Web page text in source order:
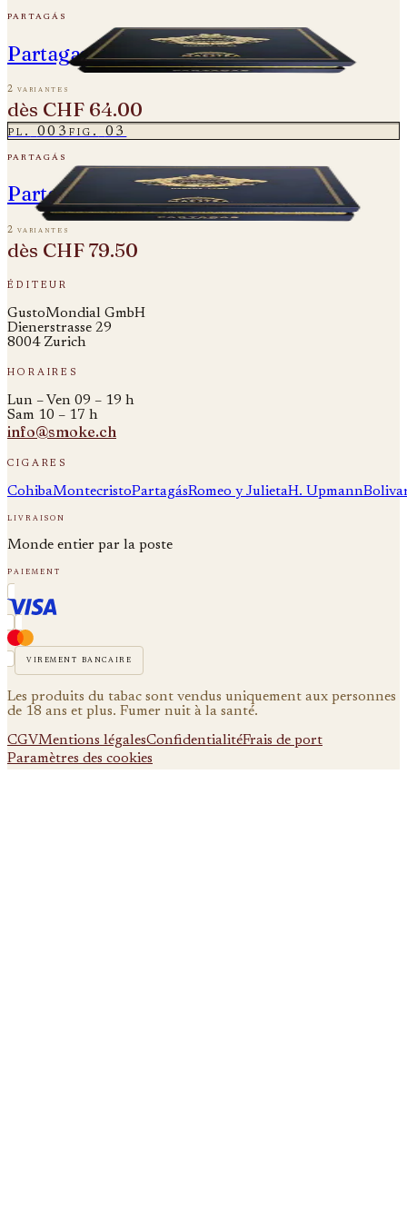
partagás
Partagas Linea Maestra - Origen
2 variantes
dès CHF 64.00
pl. 003fig. 03
partagás
Partagas Linea Maestro - Rito
2 variantes
dès CHF 79.50
éditeur
GustoMondial GmbH
Dienerstrasse 29
8004 Zurich
horaires
Lun – Ven 09 – 19 h
Sam 10 – 17 h
info@smoke.ch
cigares
CohibaMontecristoPartagásRomeo y JulietaH. Upmann
livraison
Monde entier par la poste
paiement
virement bancaire
Les produits du tabac sont vendus uniquement aux personnes
de 18 ans et plus. Fumer nuit à la santé.
CGVMentions légalesConfidentialitéFrais de port
Paramètres des cookies